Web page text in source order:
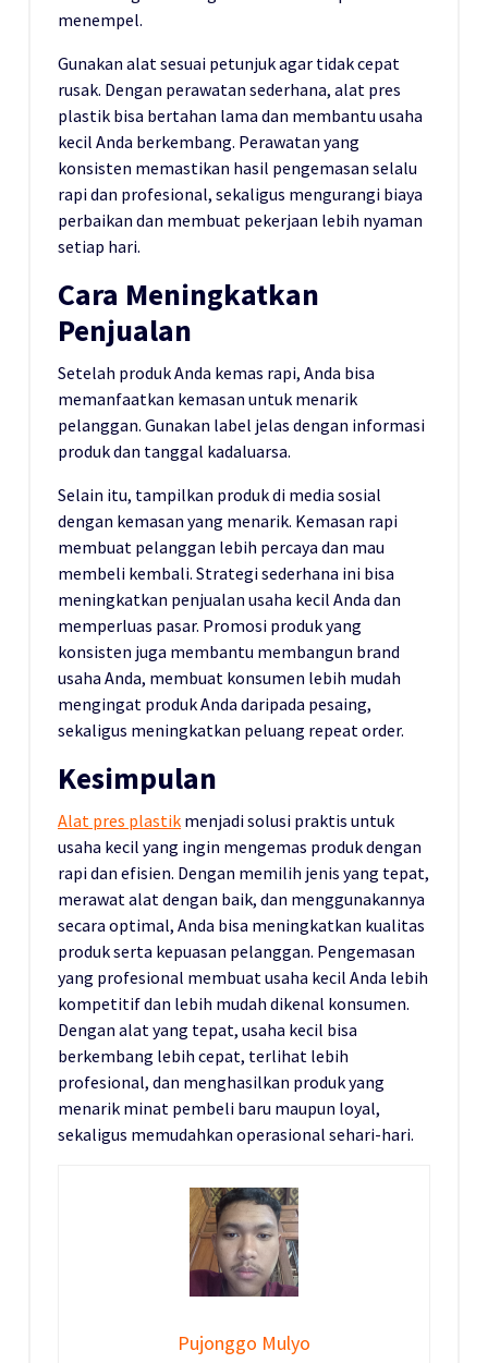
menempel.
Gunakan alat sesuai petunjuk agar tidak cepat
rusak. Dengan perawatan sederhana, alat pres
plastik bisa bertahan lama dan membantu usaha
kecil Anda berkembang. Perawatan yang
konsisten memastikan hasil pengemasan selalu
rapi dan profesional, sekaligus mengurangi biaya
perbaikan dan membuat pekerjaan lebih nyaman
setiap hari.
Cara Meningkatkan
Penjualan
Setelah produk Anda kemas rapi, Anda bisa
memanfaatkan kemasan untuk menarik
pelanggan. Gunakan label jelas dengan informasi
produk dan tanggal kadaluarsa.
Selain itu, tampilkan produk di media sosial
dengan kemasan yang menarik. Kemasan rapi
membuat pelanggan lebih percaya dan mau
membeli kembali. Strategi sederhana ini bisa
meningkatkan penjualan usaha kecil Anda dan
memperluas pasar. Promosi produk yang
konsisten juga membantu membangun brand
usaha Anda, membuat konsumen lebih mudah
mengingat produk Anda daripada pesaing,
sekaligus meningkatkan peluang repeat order.
Kesimpulan
Alat pres plastik menjadi solusi praktis untuk
usaha kecil yang ingin mengemas produk dengan
rapi dan efisien. Dengan memilih jenis yang tepat,
merawat alat dengan baik, dan menggunakannya
secara optimal, Anda bisa meningkatkan kualitas
produk serta kepuasan pelanggan. Pengemasan
yang profesional membuat usaha kecil Anda lebih
kompetitif dan lebih mudah dikenal konsumen.
Dengan alat yang tepat, usaha kecil bisa
berkembang lebih cepat, terlihat lebih
profesional, dan menghasilkan produk yang
menarik minat pembeli baru maupun loyal,
sekaligus memudahkan operasional sehari-hari.
Pujonggo Mulyo